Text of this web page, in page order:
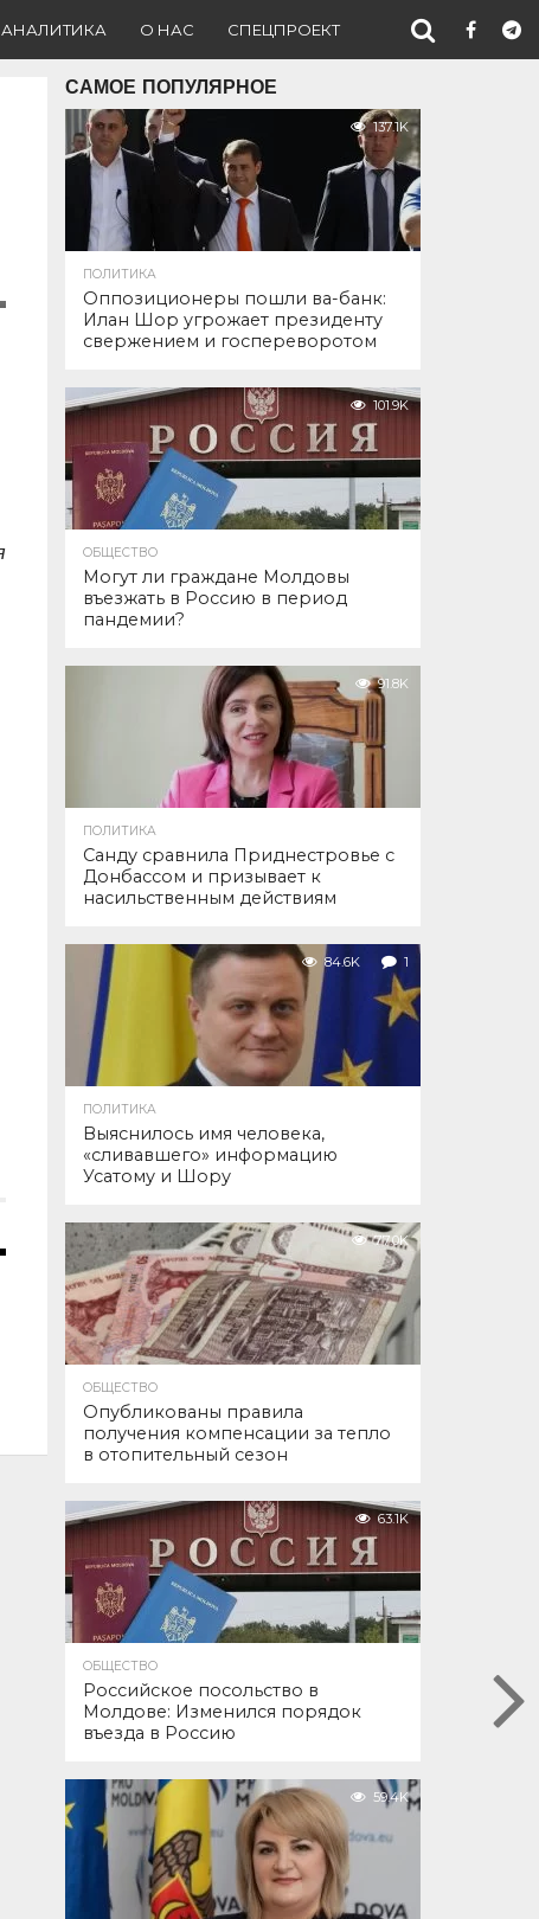
АНАЛИТИКА О НАС СПЕЦПРОЕКТ
САМОЕ ПОПУЛЯРНОЕ
137.1K
ПОЛИТИКА
Оппозиционеры пошли ва-банк:
Илан Шор угрожает президенту
свержением и госпереворотом
101.9K
ОБЩЕСТВО
Могут ли граждане Молдовы
въезжать в Россию в период
пандемии?
91.8K
ПОЛИТИКА
Санду сравнила Приднестровье с
Донбассом и призывает к
насильственным действиям
84.6K 1
ПОЛИТИКА
Выяснилось имя человека,
«сливавшего» информацию
Усатому и Шору
77.0K
ОБЩЕСТВО
Опубликованы правила
получения компенсации за тепло
в отопительный сезон
63.1K
ОБЩЕСТВО
Российское посольство в
Молдове: Изменился порядок
въезда в Россию
59.4K